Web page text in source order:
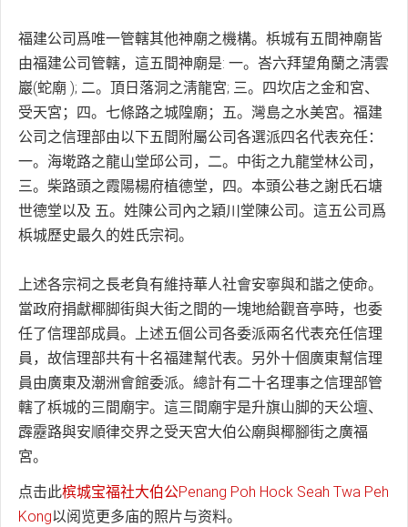
福建公司爲唯一管轄其他神廟之機構。梹城有五間神廟皆
由福建公司管轄，這五間神廟是: 一。峇六拜望角蘭之淸雲
巖(蛇廟 ); 二。頂日落洞之淸龍宮; 三。四坎店之金和宮、
受天宮；四。七條路之城隍廟；五。灣島之水美宮。福建
公司之信理部由以下五間附屬公司各選派四名代表充任：
一。海墘路之龍山堂邱公司，二。中街之九龍堂林公司，
三。柴路頭之霞陽楊府植德堂，四。本頭公巷之謝氏石塘
世德堂以及 五。姓陳公司內之穎川堂陳公司。這五公司爲
梹城歷史最久的姓氏宗祠。
上述各宗祠之長老負有維持華人社會安寧與和諧之使命。
當政府捐獻椰脚街與大街之間的一塊地給觀音亭時，也委
任了信理部成員。上述五個公司各委派兩名代表充任信理
員，故信理部共有十名福建幫代表。另外十個廣東幫信理
員由廣東及潮洲會館委派。總計有二十名理事之信理部管
轄了梹城的三間廟宇。這三間廟宇是升旗山脚的天公壇、
霹靂路與安順律交界之受天宮大伯公廟與椰腳街之廣福
宮。
点击此槟城宝福社大伯公Penang Poh Hock Seah Twa Peh
Kong以阅览更多庙的照片与资料。